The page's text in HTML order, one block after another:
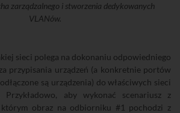
zarządzalnego i stworzenia dedykowanych
VLANów.
sieci polega na dokonaniu odpowiedniego
przypisania urządzeń (a konkretnie portów
są urządzenia) do właściwych sieci
aby wykonać scenariusz z
obraz na odbiorniku #1 pochodzi z